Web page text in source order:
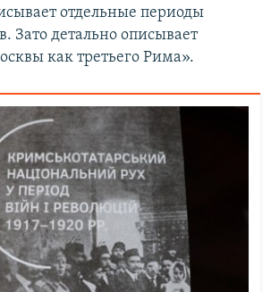
отдельные периоды
Зато детально описывает
как третьего Рима».